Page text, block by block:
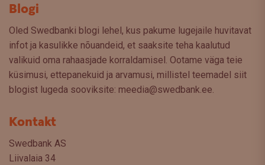
Blogi
Oled Swedbanki blogi lehel, kus pakume lugejaile huvitavat
infot ja kasulikke nõuandeid, et saaksite teha kaalutud
valikuid oma rahaasjade korraldamisel. Ootame väga teie
küsimusi, ettepanekuid ja arvamusi, millistel teemadel siit
blogist lugeda sooviksite: meedia@swedbank.ee.
Kontakt
Swedbank AS
Liivalaia 34